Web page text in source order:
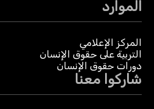
الموارد
المركز الإعلامي
التربية على حقوق الإنسان
دورات حقوق الإنسان
شاركوا معنا